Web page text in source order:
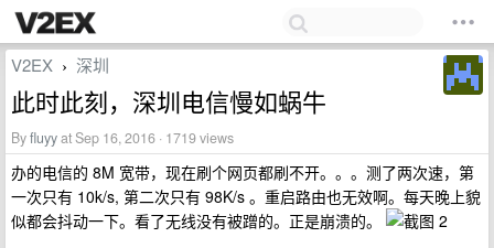
V2EX › 深圳
此时此刻，深圳电信慢如蜗牛
Byfluyyat Sep 16, 2016 · 1719 views
办的电信的 8M 宽带，现在刷个网页都刷不开。。。测了两次速，第
一次只有 10k/s, 第二次只有 98K/s 。重启路由也无效啊。每天晚上貌
似都会抖动一下。看了无线没有被蹭的。正是崩溃的。